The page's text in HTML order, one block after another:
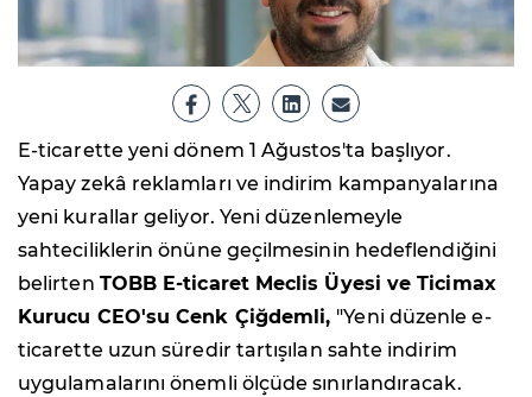
E-ticarette yeni dönem 1 Ağustos'ta başlıyor.
Yapay zekâ reklamları ve indirim kampanyalarına
yeni kurallar geliyor. Yeni düzenlemeyle
sahteciliklerin önüne geçilmesinin hedeflendiğini
belirten TOBB E-ticaret Meclis Üyesi ve Ticimax
Kurucu CEO'su Cenk Çiğdemli, "Yeni düzenle e-
ticarette uzun süredir tartışılan sahte indirim
uygulamalarını önemli ölçüde sınırlandıracak.